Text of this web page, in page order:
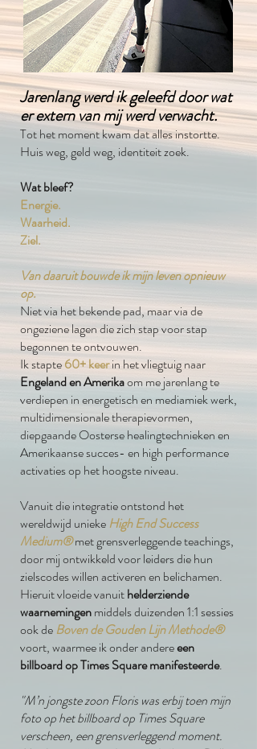
Jarenlang werd ik geleefd door wat
er extern van mij werd verwacht.
Tot het moment kwam dat alles instortte.
Huis weg, geld weg, identiteit zoek.
Wat bleef?
Energie.
Waarheid.
Ziel.
Van daaruit bouwde ik mijn leven opnieuw
op.
Niet via het bekende pad, maar via de
ongeziene lagen die zich stap voor stap
begonnen te ontvouwen.
Ik stapte60+ keerin het vliegtuig naar
Engeland en Amerikaom me jarenlang te
verdiepen in energetisch en mediamiek werk,
multidimensionale therapievormen,
diepgaande Oosterse healingtechnieken en
Amerikaanse succes- en high performance
activaties op het hoogste niveau.
Vanuit die integratie ontstond het
wereldwijd unieke High End Success
Medium®met grensverleggende teachings,
door mij ontwikkeld voor leiders die hun
zielscodes willen activeren en belichamen.
Hieruit vloeide vanuithelderziende
waarnemingenmiddels duizenden 1:1 sessies
ook de Boven de Gouden Lijn Methode®
voort, waarmee ik onder andereeen
billboard op Times Square manifesteerde.
"M’n jongste zoon Floris was erbij toen mijn
foto op het billboard op Times Square
verscheen, een grensverleggend moment.